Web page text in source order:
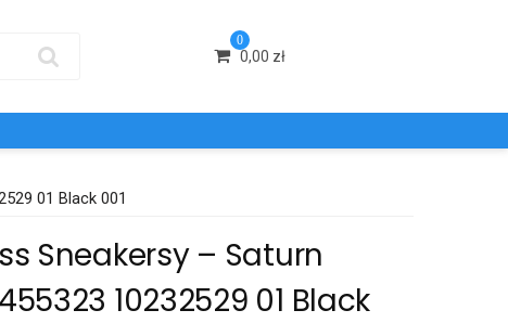
0
0,00 zł
01 Black 001
Sneakersy – Saturn
10232529 01 Black